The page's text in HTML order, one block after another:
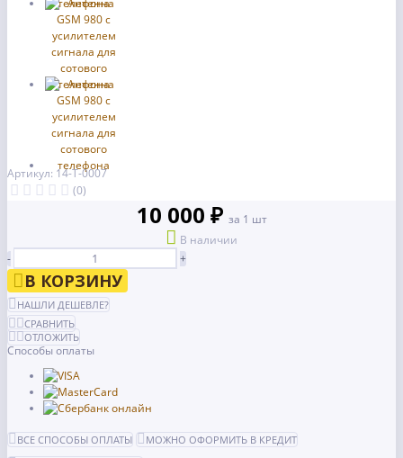
Артикул: 14-Т-0007
(0)
10 000 ₽ за 1 шт
В наличии
-
+
В КОРЗИНУ
НАШЛИ ДЕШЕВЛЕ?
СРАВНИТЬ
ОТЛОЖИТЬ
Способы оплаты
ВСЕ СПОСОБЫ ОПЛАТЫ
МОЖНО ОФОРМИТЬ В КРЕДИТ